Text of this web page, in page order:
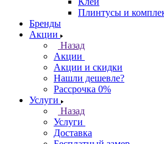
Плинтусы и
Бренды
Акции
Назад
Акции
Акции и скидки
Нашли дешевле?
Рассрочка 0%
Услуги
Назад
Услуги
Доставка